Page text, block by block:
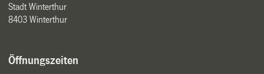
Stadt Winterthur
8403 Winterthur
Öffnungszeiten